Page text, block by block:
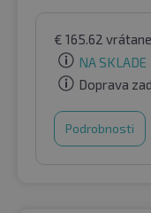
€ 165.62
NA SKLADE
Doprava
Podrobnosti